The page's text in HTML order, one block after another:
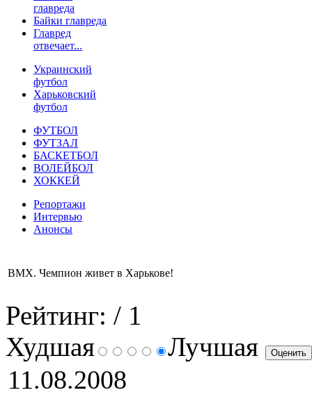
главреда
Байки главреда
Главред
отвечает...
Украинский
футбол
Харьковский
футбол
ФУТБОЛ
ФУТЗАЛ
БАСКЕТБОЛ
ВОЛЕЙБОЛ
ХОККЕЙ
Репортажи
Интервью
Анонсы
ВМХ. Чемпион живет в Харькове!
Рейтинг: / 1
Худшая
Лучшая
11.08.2008